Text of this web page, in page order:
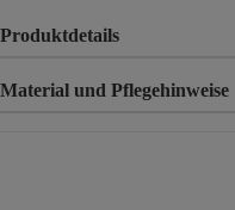
Produktdetails
Material und Pflegehinweise